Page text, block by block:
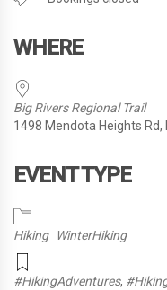
WHERE
Big Rivers Regional Trail
1498 Mendota Heights
EVENT TYPE
Hiking WinterHiking
#HikingAdventures,